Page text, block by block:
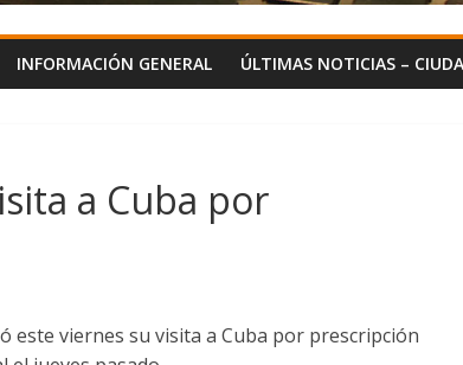
INFORMACIÓN GENERAL ÚLTIMAS NOTICIAS –
a Cuba por
este viernes su visita a Cuba por prescripción